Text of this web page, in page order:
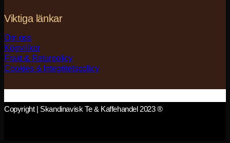
Viktiga länkar
Om oss
Köpvillkor
Frakt & Returpolicy
Cookies & Integritetspolicy
Copyright | Skandinavisk Te & Kaffehandel 2023 ®